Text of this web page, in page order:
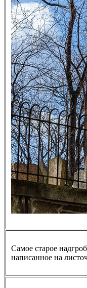
Самое старое
написанное на